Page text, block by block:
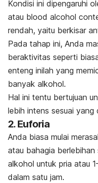
Kondisi ini dipengaruhi
atau blood alcohol
rendah, yaitu berkisar
Pada tahap ini, Anda
beraktivitas seperti
enteng inilah yang
banyak alkohol.
Hal ini tentu bertujuan
lebih intens sesuai yang
2. Euforia
Anda biasa mulai
atau bahagia berlebihan
alkohol untuk pria atau
dalam satu jam.